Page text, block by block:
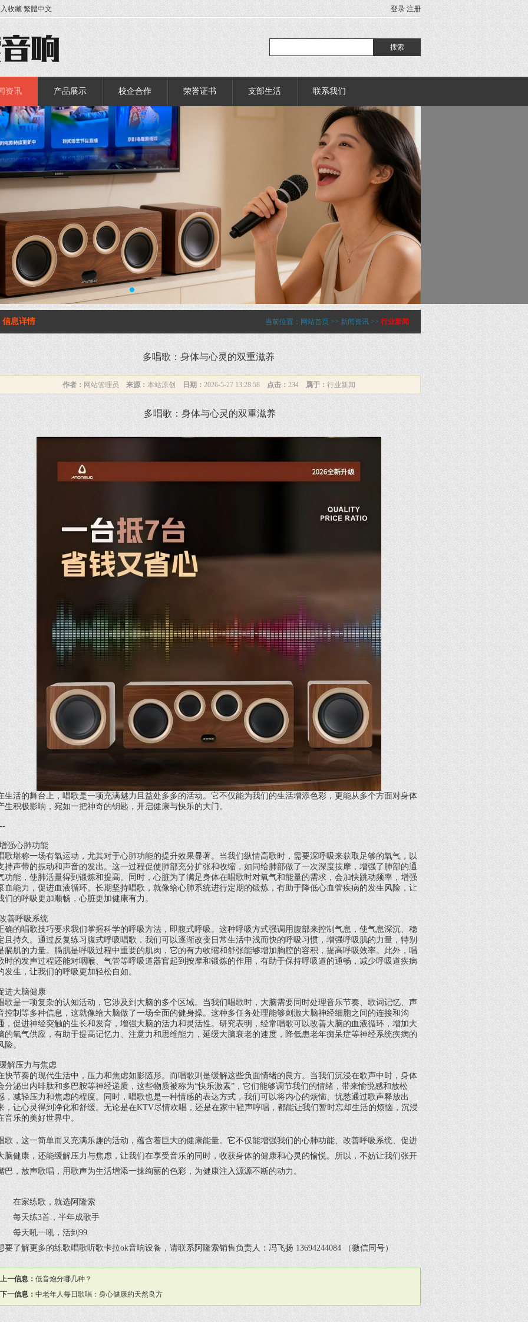
收藏 繁體中文 登录 注册
资讯 产品展示 校企合作 荣誉证书 支部生活 联系我们
当前位置： 网站首页 >> 新闻资讯 >> 行业新闻
信息详情
多唱歌：身体与心灵的双重滋养
作者： 网站管理员 来源： 本站原创 日期： 2026-5-27 13:28:58 点击： 234 属于： 行业新闻
多唱歌：身体与心灵的双重滋养
生活的舞台上，唱歌是一项充满魅力且益处多多的活动。它不仅能为我们的生活增添色彩，更能从多个方面对身体
生积极影响，宛如一把神奇的钥匙，开启健康与快乐的大门。
强心肺功能
歌堪称一场有氧运动，尤其对于心肺功能的提升效果显著。当我们纵情高歌时，需要深呼吸来获取足够的氧气，以
持声带的振动和声音的发出。这一过程促使肺部充分扩张和收缩，如同给肺部做了一次深度按摩，增强了肺部的通
功能，使肺活量得到锻炼和提高。同时，心脏为了满足身体在唱歌时对氧气和能量的需求，会加快跳动频率，增强
血能力，促进血液循环。长期坚持唱歌，就像给心肺系统进行定期的锻炼，有助于降低心血管疾病的发生风险，让
们的呼吸更加顺畅，心脏更加健康有力。
善呼吸系统
确的唱歌技巧要求我们掌握科学的呼吸方法，即腹式呼吸。这种呼吸方式强调用腹部来控制气息，使气息深沉、稳
且持久。通过反复练习腹式呼吸唱歌，我们可以逐渐改变日常生活中浅而快的呼吸习惯，增强呼吸肌的力量，特别
膈肌的力量。膈肌是呼吸过程中重要的肌肉，它的有力收缩和舒张能够增加胸腔的容积，提高呼吸效率。此外，唱
时的发声过程还能对咽喉、气管等呼吸道器官起到按摩和锻炼的作用，有助于保持呼吸道的通畅，减少呼吸道疾病
发生，让我们的呼吸更加轻松自如。
进大脑健康
歌是一项复杂的认知活动，它涉及到大脑的多个区域。当我们唱歌时，大脑需要同时处理音乐节奏、歌词记忆、声
控制等多种信息，这就像给大脑做了一场全面的健身操。这种多任务处理能够刺激大脑神经细胞之间的连接和沟
，促进神经突触的生长和发育，增强大脑的活力和灵活性。研究表明，经常唱歌可以改善大脑的血液循环，增加大
的氧气供应，有助于提高记忆力、注意力和思维能力，延缓大脑衰老的速度，降低患老年痴呆症等神经系统疾病的
险。
解压力与焦虑
快节奏的现代生活中，压力和焦虑如影随形。而唱歌则是缓解这些负面情绪的良方。当我们沉浸在歌声中时，身体
分泌出内啡肽和多巴胺等神经递质，这些物质被称为“快乐激素”，它们能够调节我们的情绪，带来愉悦感和放松
，减轻压力和焦虑的程度。同时，唱歌也是一种情感的表达方式，我们可以将内心的烦恼、忧愁通过歌声释放出
，让心灵得到净化和舒缓。无论是在KTV尽情欢唱，还是在家中轻声哼唱，都能让我们暂时忘却生活的烦恼，沉浸
音乐的美好世界中。
歌，这一简单而又充满乐趣的活动，蕴含着巨大的健康能量。它不仅能增强我们的心肺功能、改善呼吸系统、促进
脑健康，还能缓解压力与焦虑，让我们在享受音乐的同时，收获身体的健康和心灵的愉悦。所以，不妨让我们张开
巴，放声歌唱，用歌声为生活增添一抹绚丽的色彩，为健康注入源源不断的动力。
在家练歌，就选阿隆索
每天练3首，半年成歌手
每天吼一吼，活到99
要了解更多的练歌唱歌听歌卡拉ok音响设备，请联系阿隆索销售负责人：冯飞扬 13694244084 （微信同号）
上一信息： 低音炮分哪几种？
下一信息： 中老年人每日歌唱：身心健康的天然良方